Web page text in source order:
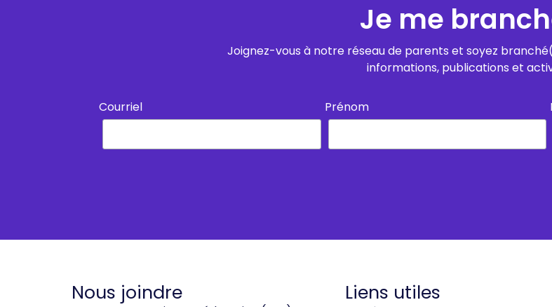
Je me
Joignez-vous à notre réseau de parents et soyez
informations, publications et
Courriel Prénom
Nous joindre Liens utiles